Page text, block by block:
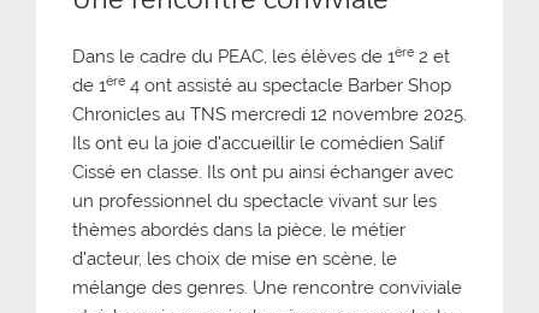
Dans le cadre du PEAC, les élèves de 1ère 2 et
de 1ère 4 ont assisté au spectacle Barber Shop
Chronicles au TNS mercredi 12 novembre 2025.
Ils ont eu la joie d’accueillir le comédien Salif
Cissé en classe. Ils ont pu ainsi échanger avec
un professionnel du spectacle vivant sur les
thèmes abordés dans la pièce, le métier
d’acteur, les choix de mise en scène, le
mélange des genres. Une rencontre conviviale